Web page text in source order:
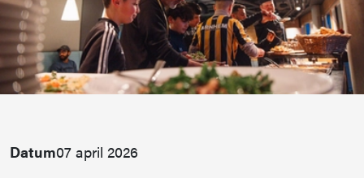
Datum07 april 2026